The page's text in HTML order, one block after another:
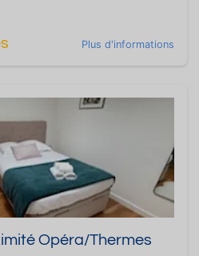
Plus d'informations
Opéra/Thermes